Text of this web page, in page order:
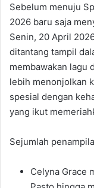
Sebelum menuju
2026 baru saja
Senin, 20 April
ditantang tampil
membawakan lagu
lebih menonjolkan
spesial dengan
yang ikut
Sejumlah
Celyna Grace